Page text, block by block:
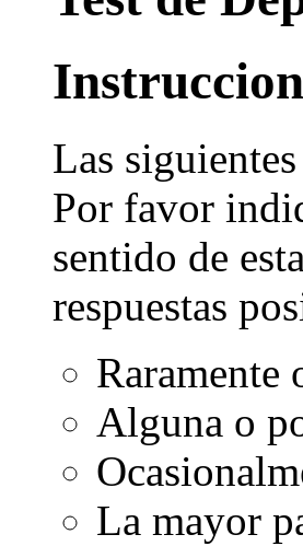
Las
Por favor
sentido de
respuestas
Raramente
Alguna o
La mayor